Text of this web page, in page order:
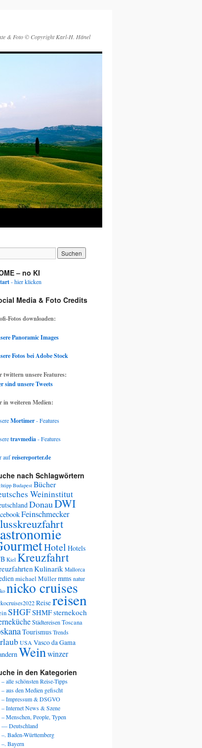
& Foto © Copyright Karl-H. Hänel
– no KI
- hier klicken
Media & Foto Credits
Fotos downloaden:
Panoramic Images
Fotos bei Adobe Stock
twittern unsere Features:
sind unsere Tweets
in weiteren Medien:
Mortimer- Features
travmedia- Features
aufreisereporter.de
nach Schlagwörtern
Budapest Bücher
Weininstitut
DonauDWI
Feinschmecker
Hotel Hotels
Kiel Kreuzfahrt
Kulinarik Mallorca
michael Müllermms natur
nicko cruises
Reisereisen
SHGFSHMFsternekoch
StädtereisenToscana
Tourismus Trends
USA Vasco da Gama
Weinwinzer
in den Kategorien
– alle schönsten Reise-Tipps
– aus den Medien gefischt
– Impressum & DSGVO
– Internet News & Szene
– Menschen, People, Typen
— Deutschland
–. Baden-Württemberg
–. Bayern